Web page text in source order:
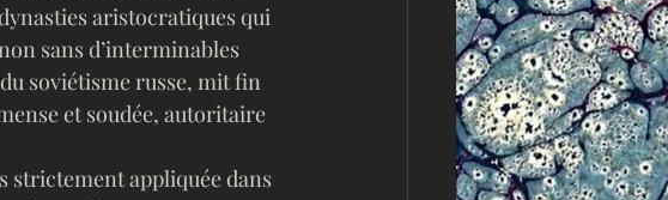
aristocratiques qui
sans d’interminables
soviétisme russe, mit fin
et soudée, autoritaire